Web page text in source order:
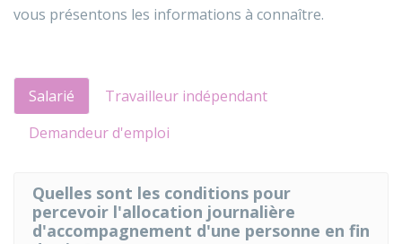
vous présentons les informations à connaître.
Salarié
Travailleur indépendant
Demandeur d'emploi
Quelles sont les conditions pour
percevoir l'allocation journalière
d'accompagnement d'une personne en fin